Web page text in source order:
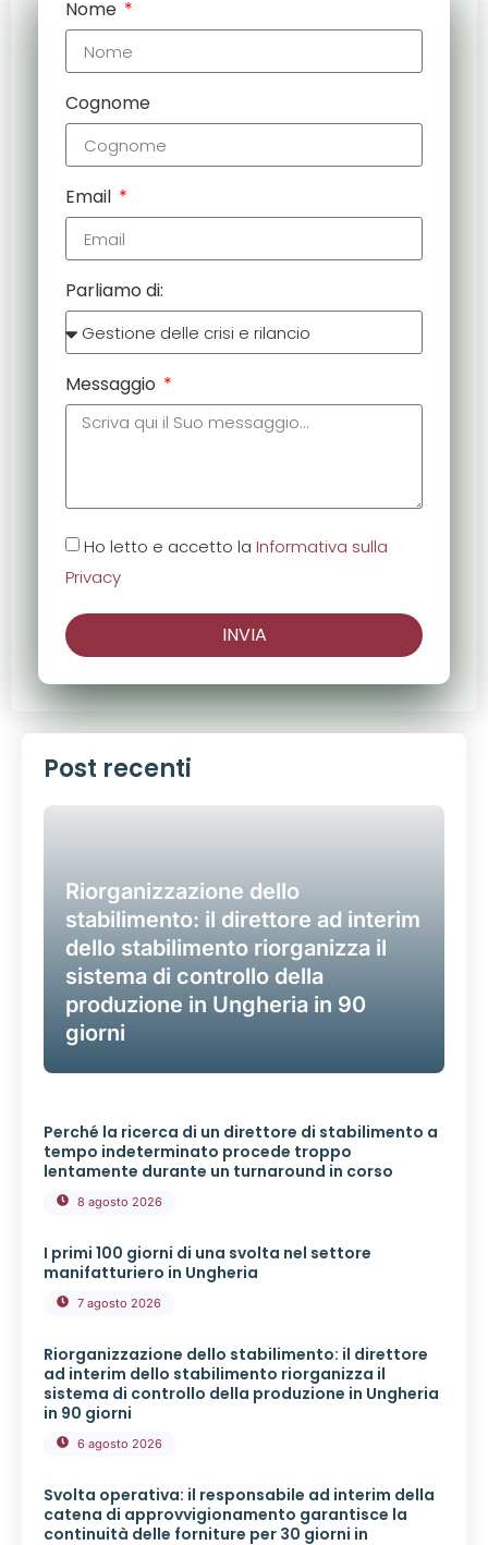
Nome
Cognome
Email
Parliamo di:
Messaggio
Ho letto e accetto la Informativa sulla
Privacy
INVIA
Post recenti
Riorganizzazione dello
stabilimento: il direttore ad interim
dello stabilimento riorganizza il
sistema di controllo della
produzione in Ungheria in 90
giorni
Perché la ricerca di un direttore di stabilimento a
tempo indeterminato procede troppo
lentamente durante un turnaround in corso
8 agosto 2026
I primi 100 giorni di una svolta nel settore
manifatturiero in Ungheria
7 agosto 2026
Riorganizzazione dello stabilimento: il direttore
ad interim dello stabilimento riorganizza il
sistema di controllo della produzione in Ungheria
in 90 giorni
6 agosto 2026
Svolta operativa: il responsabile ad interim della
catena di approvvigionamento garantisce la
continuità delle forniture per 30 giorni in